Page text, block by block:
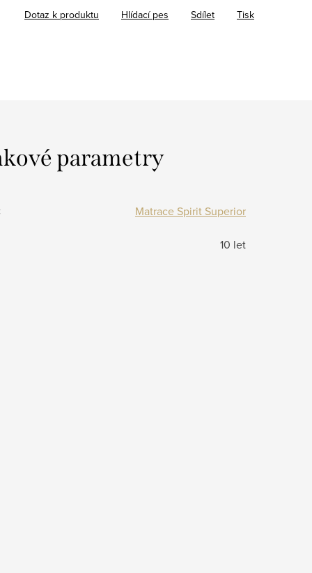
Tisk
Dotaz k produktu Hlídací pes Sdílet
parametry
Matrace Spirit Superior
10 let